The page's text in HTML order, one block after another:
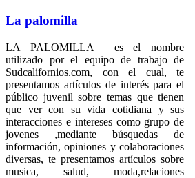
La palomilla
LA PALOMILLA es el nombre
utilizado por el equipo de trabajo de
Sudcalifornios.com, con el cual, te
presentamos artículos de interés para el
público juvenil sobre temas que tienen
que ver con su vida cotidiana y sus
interacciones e intereses como grupo de
jovenes ,mediante búsquedas de
información, opiniones y colaboraciones
diversas, te presentamos artículos sobre
musica, salud, moda,relaciones